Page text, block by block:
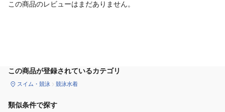
この商品のレビューはまだありません。
この商品が登録されているカテゴリ
スイム・競泳 競泳水着
類似条件で探す